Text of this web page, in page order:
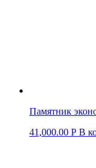
Памятник
41,000.00 Р В